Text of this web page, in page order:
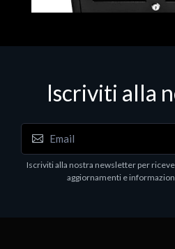
Cassetto portasoldi
€85.40
Iscriviti alla
Iscriviti alla nostra newsletter per
aggiornamenti e